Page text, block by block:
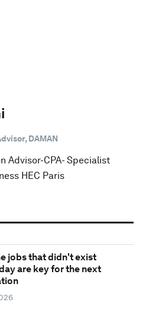
DAMAN
Advisor-CPA- Specialist
HEC Paris
jobs that didn't exist
are key for the next